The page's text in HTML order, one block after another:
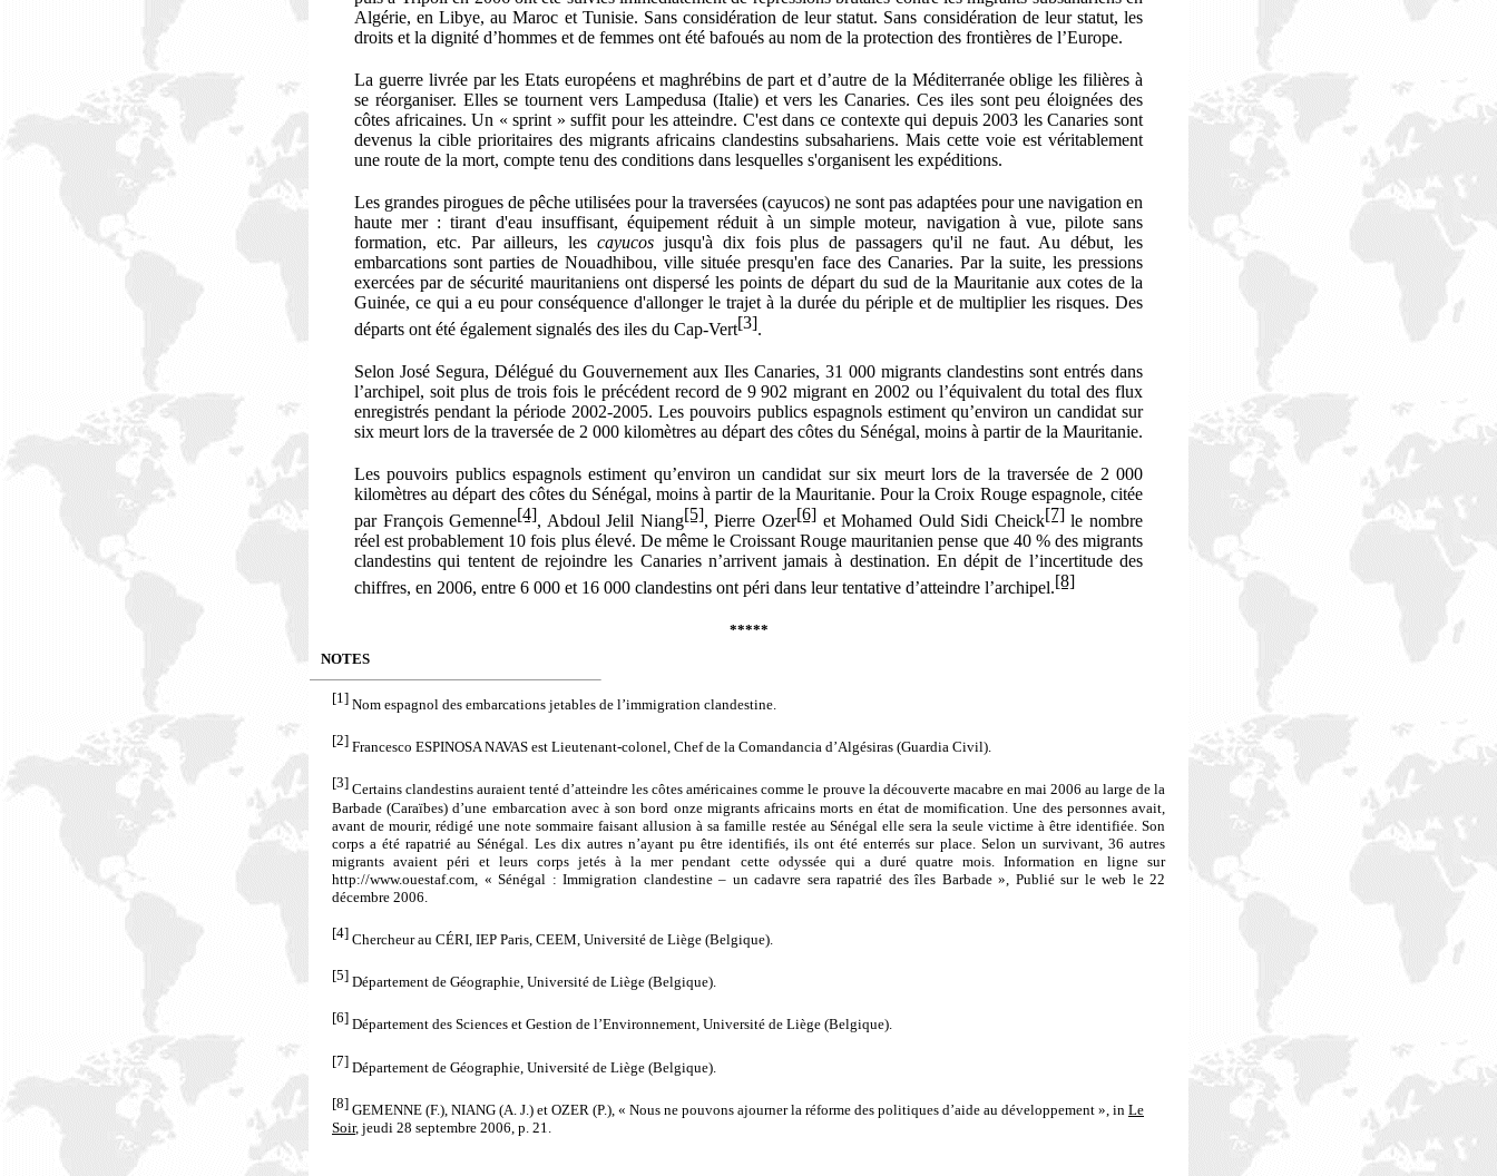
Algérie, en Libye, au Maroc et Tunisie. Sans considération de leur statut. Sans considération de leur statut, les
droits et la dignité d’hommes et de femmes ont été bafoués au nom de la protection des frontières de l’Europe.
La guerre livrée par les Etats européens et maghrébins de part et d’autre de la Méditerranée oblige les filières à
se réorganiser. Elles se tournent vers Lampedusa (Italie) et vers les Canaries. Ces iles sont peu éloignées des
côtes africaines. Un « sprint » suffit pour les atteindre. C'est dans ce contexte qui depuis 2003 les Canaries sont
devenus la cible prioritaires des migrants africains clandestins subsahariens. Mais cette voie est véritablement
une route de la mort, compte tenu des conditions dans lesquelles s'organisent les expéditions.
Les grandes pirogues de pêche utilisées pour la traversées (cayucos) ne sont pas adaptées pour une navigation en
haute mer : tirant d'eau insuffisant, équipement réduit à un simple moteur, navigation à vue, pilote sans
formation, etc. Par ailleurs, lescayucos jusqu'à dix fois plus de passagers qu'il ne faut. Au début, les
embarcations sont parties de Nouadhibou, ville située presqu'en face des Canaries. Par la suite, les pressions
exercées par de sécurité mauritaniens ont dispersé les points de départ du sud de la Mauritanie aux cotes de la
Guinée, ce qui a eu pour conséquence d'allonger le trajet à la durée du périple et de multiplier les risques. Des
départs ont été également signalés des iles du Cap-Vert[3].
Selon José Segura, Délégué du Gouvernement aux Iles Canaries, 31 000 migrants clandestins sont entrés dans
l’archipel, soit plus de trois fois le précédent record de 9 902 migrant en 2002 ou l’équivalent du total des flux
enregistrés pendant la période 2002-2005. Les pouvoirs publics espagnols estiment qu’environ un candidat sur
six meurt lors de la traversée de 2 000 kilomètres au départ des côtes du Sénégal, moins à partir de la Mauritanie.
Les pouvoirs publics espagnols estiment qu’environ un candidat sur six meurt lors de la traversée de 2 000
kilomètres au départ des côtes du Sénégal, moins à partir de la Mauritanie. Pour la Croix Rouge espagnole, citée
par François Gemenne[4], Abdoul Jelil Niang[5], Pierre Ozer[6] et Mohamed Ould Sidi Cheick[7]le nombre
réel est probablement 10 fois plus élevé. De même le Croissant Rouge mauritanien pense que 40 % des migrants
clandestins qui tentent de rejoindre les Canaries n’arrivent jamais à destination. En dépit de l’incertitude des
chiffres, en 2006, entre 6 000 et 16 000 clandestins ont péri dans leur tentative d’atteindre l’archipel.[8]
*****
NOTES
[1] Nom espagnol des embarcations jetables de l’immigration clandestine.
[2] Francesco ESPINOSA NAVAS est Lieutenant-colonel, Chef de la Comandancia d’Algésiras (Guardia Civil).
[3] Certains clandestins auraient tenté d’atteindre les côtes américaines comme le prouve la découverte macabre en mai 2006 au large de la
Barbade (Caraïbes) d’une embarcation avec à son bord onze migrants africains morts en état de momification. Une des personnes avait,
avant de mourir, rédigé une note sommaire faisant allusion à sa famille restée au Sénégal elle sera la seule victime à être identifiée. Son
corps a été rapatrié au Sénégal. Les dix autres n’ayant pu être identifiés, ils ont été enterrés sur place. Selon un survivant, 36 autres
migrants avaient péri et leurs corps jetés à la mer pendant cette odyssée qui a duré quatre mois. Information en ligne sur
http://www.ouestaf.com, « Sénégal : Immigration clandestine – un cadavre sera rapatrié des îles Barbade », Publié sur le web le 22
décembre 2006.
[4] Chercheur au CÉRI, IEP Paris, CEEM, Université de Liège (Belgique).
[5] Département de Géographie, Université de Liège (Belgique).
[6] Département des Sciences et Gestion de l’Environnement, Université de Liège (Belgique).
[7] Département de Géographie, Université de Liège (Belgique).
[8] GEMENNE (F.), NIANG (A. J.) et OZER (P.), « Nous ne pouvons ajourner la réforme des politiques d’aide au développement », in Le
Soir, jeudi 28 septembre 2006, p. 21.